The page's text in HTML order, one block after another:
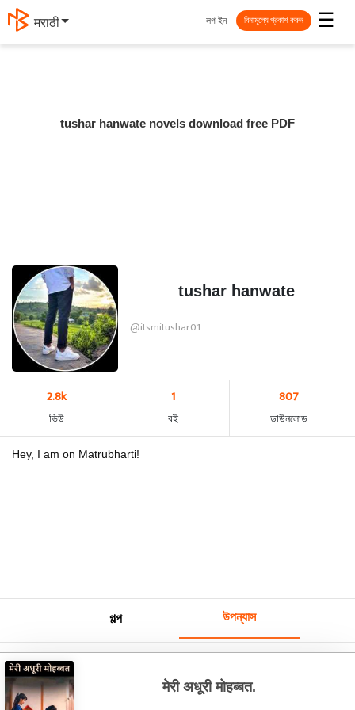
मराठी ☰
লগ ইন বিনামূল্যে প্রকাশ করুন
tushar hanwate novels download free PDF
tushar hanwate
@itsmitushar01
2.8k
ভিউ
1
বই
807
ডাউনলোড
Hey, I am on Matrubharti!
গল্প উপন্যাস
मेरी अधूरी मोहब्बत.